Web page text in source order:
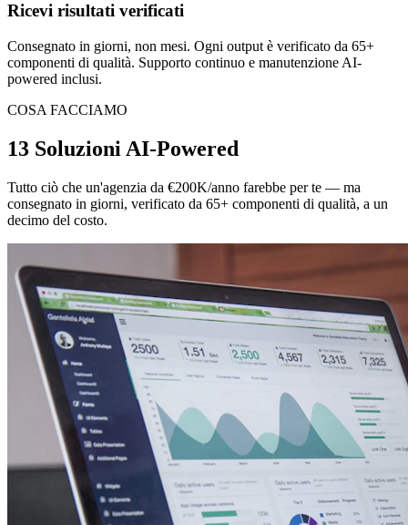
Ricevi risultati verificati
Consegnato in giorni, non mesi. Ogni output è verificato da 65+
componenti di qualità. Supporto continuo e manutenzione AI-
powered inclusi.
COSA FACCIAMO
13 Soluzioni AI-Powered
Tutto ciò che un'agenzia da €200K/anno farebbe per te — ma
consegnato in giorni, verificato da 65+ componenti di qualità, a un
decimo del costo.